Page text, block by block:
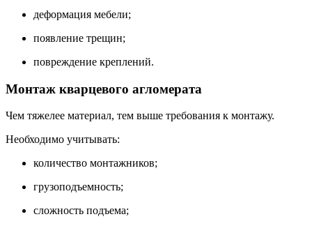
деформация мебели;
появление трещин;
повреждение креплений.
Монтаж кварцевого агломерата
Чем тяжелее материал, тем выше требования к монтажу.
Необходимо учитывать:
количество монтажников;
грузоподъемность;
сложность подъема;